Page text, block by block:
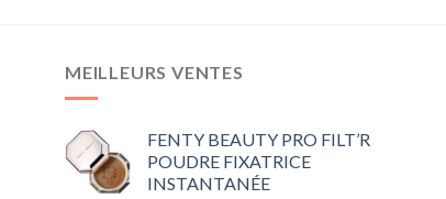
MEILLEURS VENTES
FENTY BEAUTY PRO FILT’R
POUDRE FIXATRICE
INSTANTANÉE